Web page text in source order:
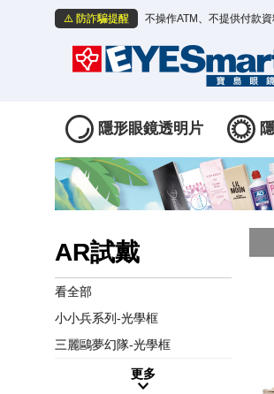
⚠️ 防詐騙提醒 不操作ATM、不提供付款
隱形眼鏡透明片
AR試戴
看全部
小小兵系列-光學框
三麗鷗夢幻隊-光學框
更多